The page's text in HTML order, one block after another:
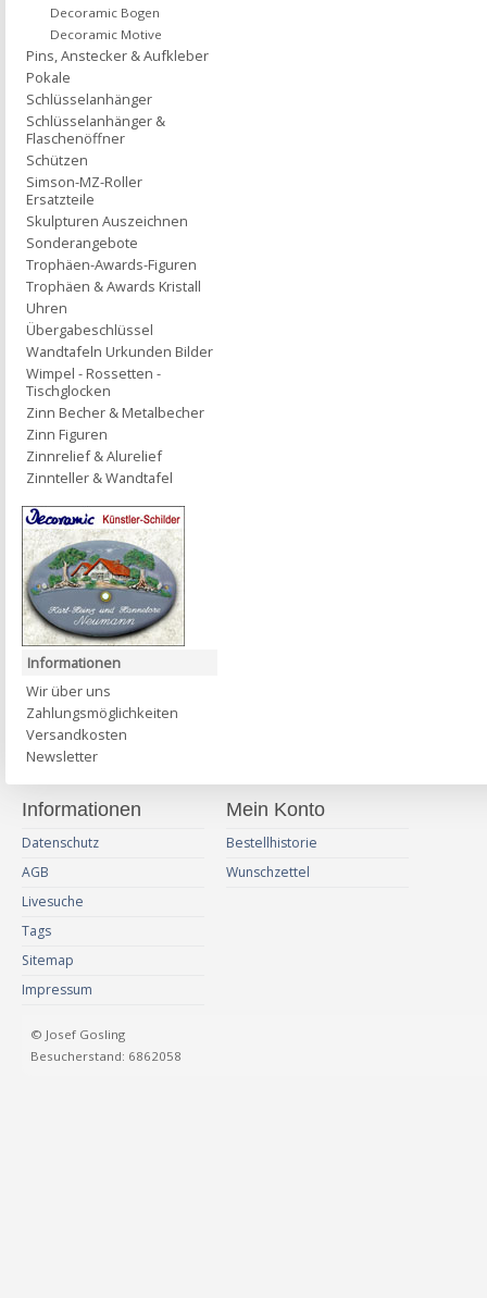
Decoramic Bogen
Decoramic Motive
Pins, Anstecker & Aufkleber
Pokale
Schlüsselanhänger
Schlüsselanhänger &
Flaschenöffner
Schützen
Simson-MZ-Roller
Ersatzteile
Skulpturen Auszeichnen
Sonderangebote
Trophäen-Awards-Figuren
Trophäen & Awards Kristall
Uhren
Übergabeschlüssel
Wandtafeln Urkunden Bilder
Wimpel - Rossetten -
Tischglocken
Zinn Becher & Metalbecher
Zinn Figuren
Zinnrelief & Alurelief
Zinnteller & Wandtafel
Informationen
Wir über uns
Zahlungsmöglichkeiten
Versandkosten
Newsletter
Informationen
Datenschutz
AGB
Livesuche
Tags
Sitemap
Impressum
Mein Konto
Bestellhistorie
Wunschzettel
© Josef Gosling
Besucherstand: 6862058